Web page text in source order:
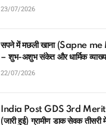
23/07/2026
सपने में मछली खाना (Sapne
– शुभ-अशुभ संकेत और धार्मिक
22/07/2026
India Post GDS 3rd
(जारी हुई) ग्रामीण डाक सेवक तीसरी